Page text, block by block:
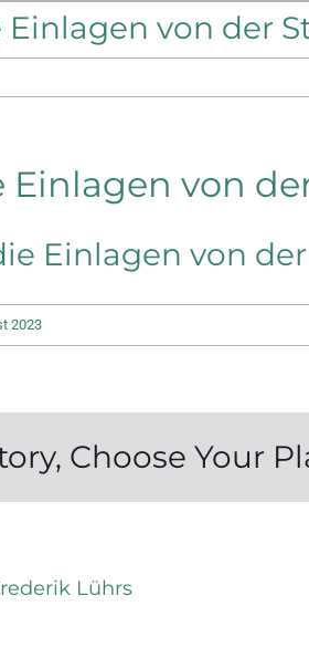
von der
Einlagen von
Einlagen von
2023
Choose Your
Lührs